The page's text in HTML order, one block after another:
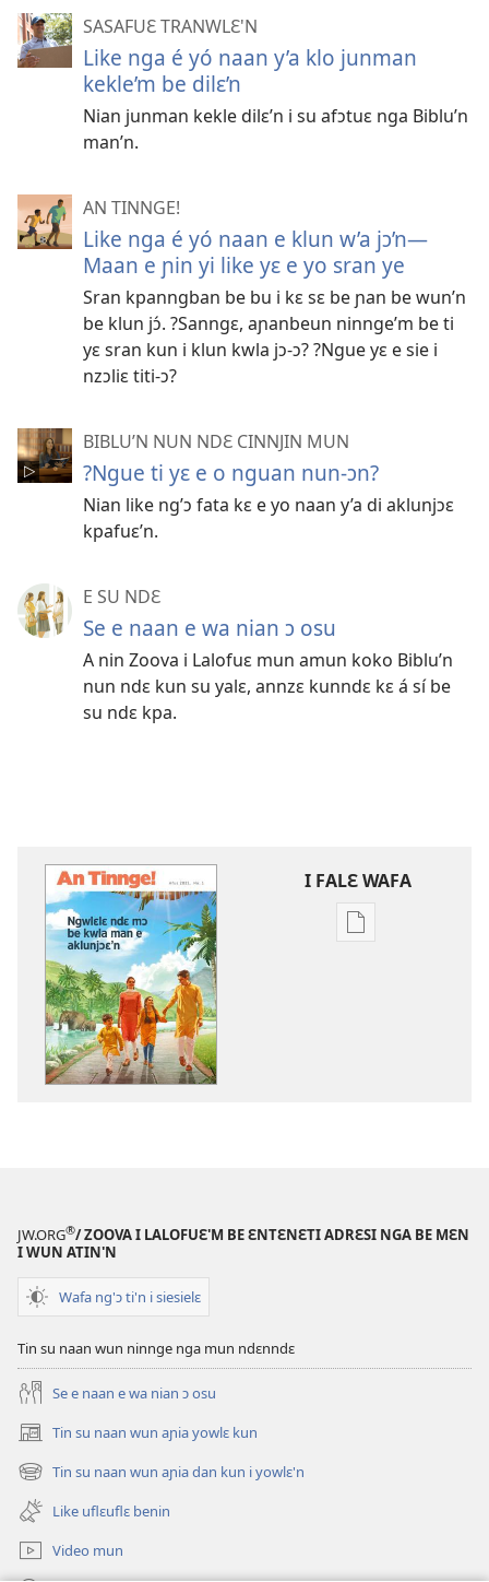
SASAFUƐ TRANWLƐ'N
Like nga é yó naan y’a klo junman
kekle’m be dilɛ’n
Nian junman kekle dilɛ’n i su afɔtuɛ nga Biblu’n
man’n.
AN TINNGE!
Like nga é yó naan e klun w’a jɔ’n—
Maan e ɲin yi like yɛ e yo sran ye
Sran kpanngban be bu i kɛ sɛ be ɲan be wun’n
be klun jɔ́. ?Sanngɛ, aɲanbeun ninnge’m be ti
yɛ sran kun i klun kwla jɔ-ɔ? ?Ngue yɛ e sie i
nzɔliɛ titi-ɔ?
BIBLU’N NUN NDƐ CINNJIN MUN
?Ngue ti yɛ e o nguan nun-ɔn?
Nian like ng’ɔ fata kɛ e yo naan y’a di aklunjɔɛ
kpafuɛ’n.
E SU NDƐ
Se e naan e wa nian ɔ osu
A nin Zoova i Lalofuɛ mun amun koko Biblu’n
nun ndɛ kun su yalɛ, annzɛ kunndɛ kɛ á sí be
su ndɛ kpa.
I FALƐ WAFA
Nga
AN
JW.ORG®/ ZOOVA I LALOFUƐ'M BE ƐNTƐNƐTI ADRƐSI NGA BE MƐN
I WUN ATIN'N
Wafa ng'ɔ ti'n i siesielɛ
Tin su naan wun ninnge nga mun ndɛnndɛ
Se e naan e wa nian ɔ osu
Tin su naan wun aɲia yowlɛ kun
(opens
new
window)
Tin su naan wun aɲia dan kun i yowlɛ'n
(opens
new
window)
Like uflɛuflɛ benin
Video mun